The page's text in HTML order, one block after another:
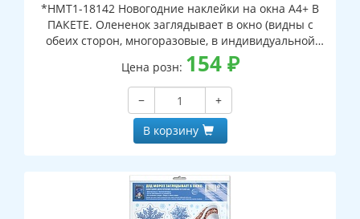
*НМТ1-18142 Новогодние наклейки на окна А4+ В
ПАКЕТЕ. Олененок заглядывает в окно (видны с
обеих сторон, многоразовые, в индивидуальной
упаковке, с европодвесом и клеевым клапаном)
Цена розн: 154₽
−
+
В корзину